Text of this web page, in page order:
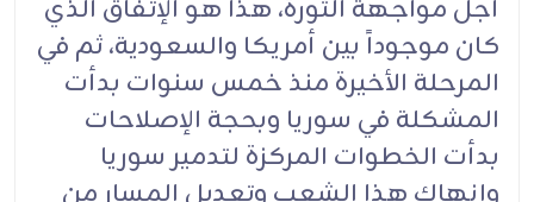
أجل مواجهة الثورة، هذا هو الإتفاق الذي
كان موجوداً بين أمريكا والسعودية، ثم في
المرحلة الأخيرة منذ خمس سنوات بدأت
المشكلة في سوريا وبحجة الإصلاحات
بدأت الخطوات المركزة لتدمير سوريا
وإنهاك هذا الشعب وتعديل المسار من